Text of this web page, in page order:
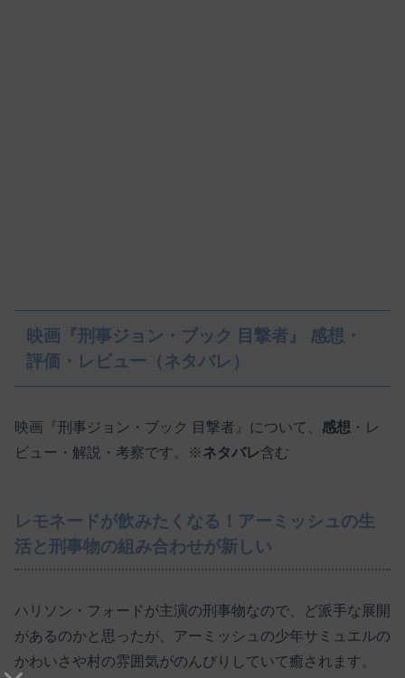
映画『刑事ジョン・ブック 目撃者』 感想・
評価・レビュー（ネタバレ）
映画『刑事ジョン・ブック 目撃者』について、 感想 ・レ
ビュー・解説・考察です。※ネタバレ含む
レモネードが飲みたくなる！アーミッシュの生
活と刑事物の組み合わせが新しい
ハリソン・フォードが主演の刑事物なので、ど派手な展開
があるのかと思ったが、アーミッシュの少年サミュエルの
かわいさや村の雰囲気がのんびりしていて癒されます。